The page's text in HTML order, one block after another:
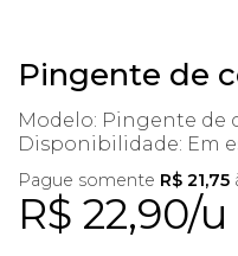
Pingente de
Modelo: Pingente de
Disponibilidade: Em
R$ 22,90/u
Pague somente R$ 21,75